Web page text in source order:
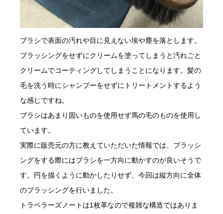
ブラシで表面の汚れや目に見えない埃や塵を落とします。
ブラッシングをせずにクリームを塗ってしまうと汚れごと
クリームでコーティングしてしまうことになります。髪の
毛を洗う時にシャンプーをせずにトリートメントするよう
な感じですね。
ブラシはあまり固いものを使用せず馬の毛のものを使用し
ています。
実際に販売元の方に教えていただいた情報では、ブラッシ
ングをする際にはブラシを一方向に動かすのが良いそうで
す。円を描くように動かしたりせず、今回は縦方向に全体
のブラッシングを行いました。
トラベラーズノートは1枚革なので複雑な構造ではありま